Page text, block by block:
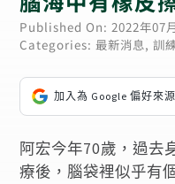
Published On: 2022年07
Categories:最新消息,訓
加入為 Google 偏好來源
阿宏今年70歲，過去
療後，腦袋裡似乎有